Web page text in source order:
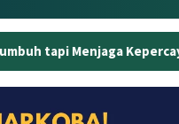
Curanmor